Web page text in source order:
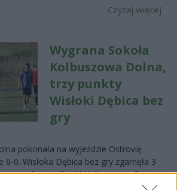
Czytaj więcej
Wygrana Sokoła
Kolbuszowa Dolna,
trzy punkty
Wisłoki Dębica bez
gry
pokonała na wyjeździe Ostrovię
0. Wisłoka Dębica bez gry zgarnęła 3
trwa. &nbsp; Sokół Kolbuszowa Dolna